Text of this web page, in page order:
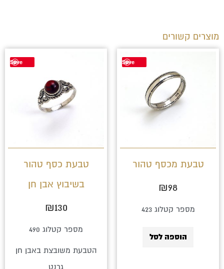
מוצרים קשורים
Save
טבעת מכסף טהור
₪98
מספר קטלוג 423
הוספה לסל
Save
טבעת כסף טהור
בשיבוץ אבן חן
₪130
מספר קטלוג 490
הטבעת משובצת באבן חן
גרנט
למוצר